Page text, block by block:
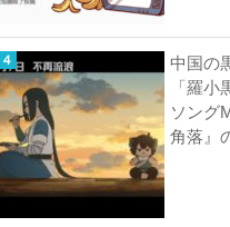
中国の
「羅小
ソング
角落』